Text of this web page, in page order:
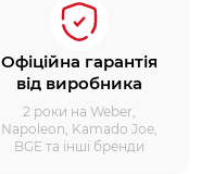
Офіційна гарантія
від виробника
2 роки на Weber,
Napoleon, Kamado Joe,
BGE та інші бренди